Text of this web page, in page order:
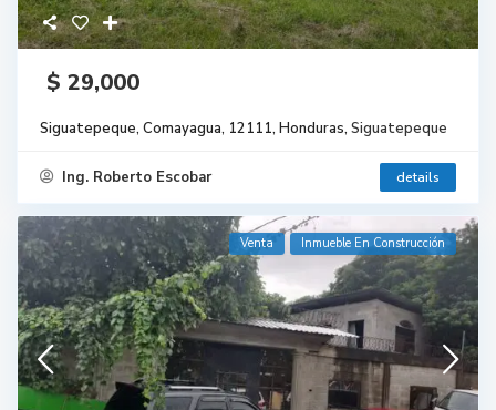
$ 29,000
Siguatepeque, Comayagua, 12111, Honduras, Siguatepeque
Ing. Roberto Escobar details
Venta Inmueble En Construcción